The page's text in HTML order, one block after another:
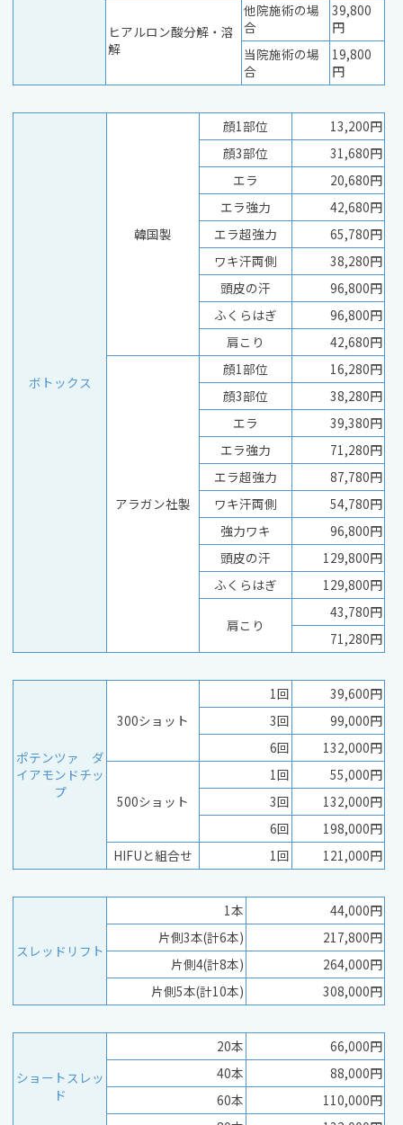
ヒアルロン酸分解・溶
解
他院施術の場
合
39,800
円
当院施術の場
合
19,800
円
ボトックス
韓国製
顔1部位
13,200円
顔3部位
31,680円
エラ
20,680円
エラ強力
42,680円
エラ超強力
65,780円
ワキ汗両側
38,280円
頭皮の汗
96,800円
ふくらはぎ
96,800円
肩こり
42,680円
アラガン社製
顔1部位
16,280円
顔3部位
38,280円
エラ
39,380円
エラ強力
71,280円
エラ超強力
87,780円
ワキ汗両側
54,780円
強力ワキ
96,800円
頭皮の汗
129,800円
ふくらはぎ
129,800円
肩こり
43,780円
71,280円
ポテンツァ ダ
イアモンドチッ
プ
300ショット
1回
39,600円
3回
99,000円
6回
132,000円
500ショット
1回
55,000円
3回
132,000円
6回
198,000円
HIFUと組合せ
1回 121,000円
スレッドリフト
1本
44,000円
片側3本(計6本)
217,800円
片側4(計8本)
264,000円
片側5本(計10本)
308,000円
ショートスレッ
ド
20本
66,000円
40本
88,000円
60本
110,000円